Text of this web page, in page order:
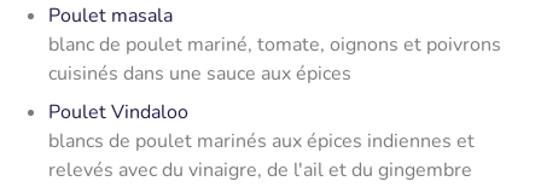
Poulet masala
blanc de poulet mariné, tomate, oignons et poivrons
cuisinés dans une sauce aux épices
Poulet Vindaloo
blancs de poulet marinés aux épices indiennes et
relevés avec du vinaigre, de l'ail et du gingembre